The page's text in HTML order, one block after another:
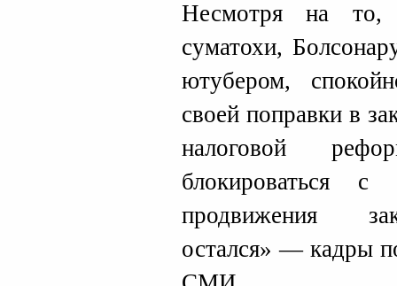
Несмотря на то,
суматохи,
ютубером,
своей поправки в
налоговой
блокироваться
продвижения
остался» — кадры